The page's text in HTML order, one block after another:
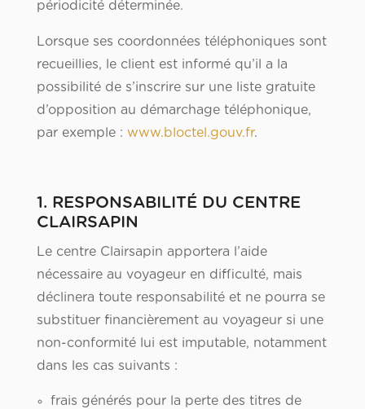
périodicité déterminée.
Lorsque ses coordonnées téléphoniques sont
recueillies, le client est informé qu’il a la
possibilité de s’inscrire sur une liste gratuite
d’opposition au démarchage téléphonique,
par exemple : www.bloctel.gouv.fr.
1. RESPONSABILITÉ DU CENTRE
CLAIRSAPIN
Le centre Clairsapin apportera l’aide
nécessaire au voyageur en difficulté, mais
déclinera toute responsabilité et ne pourra se
substituer financièrement au voyageur si une
non-conformité lui est imputable, notamment
dans les cas suivants :
frais générés pour la perte des titres de